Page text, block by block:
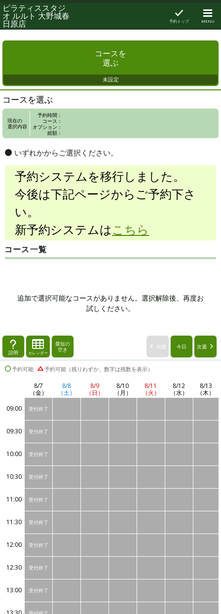
ピラティススタジ
オ ルルト 大野城春
日原店 予約トップ MENU
コースを
選ぶ
未設定
コースを選ぶ
現在の
選択内容
予約時間：
コース：
オプション：
総額：
いずれかからご選択ください。
予約システムを移行しました。
今後は下記ページからご予約下さ
い。
新予約システムはこちら
コース一覧
追加で選択可能なコースがありません。選択解除後、再度お
試しください。
説明 カレンダー
最短の
空き
前週 今日 次週
予約可能 予約可能（残りわずか、数字は残数を表示）
8/7
（金）
8/8
（土）
8/9
（日）
8/10
（月）
8/11
（火）
8/12
（水）
8/13
（木）
09:00
受付終了
09:30 受付終了
10:00 受付終了
10:30 受付終了
11:00 受付終了
11:30 受付終了
12:00 受付終了
12:30 受付終了
13:00 受付終了